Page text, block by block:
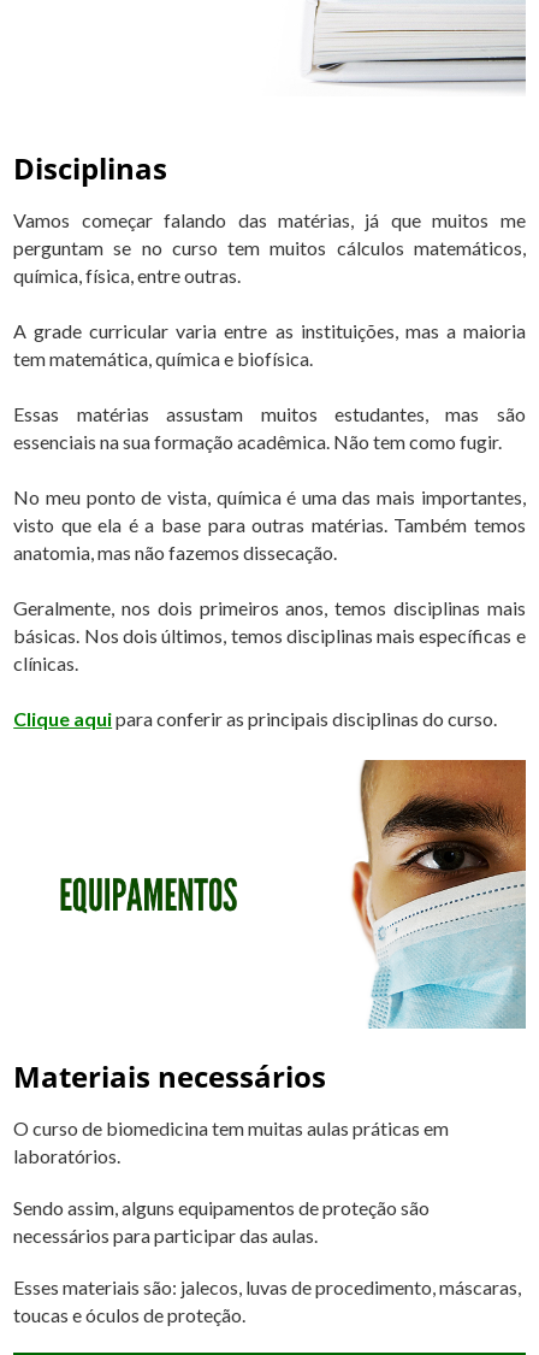
Disciplinas
Vamos começar falando das matérias, já que muitos me
perguntam se no curso tem muitos cálculos matemáticos,
química, física, entre outras.
A grade curricular varia entre as instituições, mas a maioria
tem matemática, química e biofísica.
Essas matérias assustam muitos estudantes, mas são
essenciais na sua formação acadêmica. Não tem como fugir.
No meu ponto de vista, química é uma das mais importantes,
visto que ela é a base para outras matérias. Também temos
anatomia, mas não fazemos dissecação.
Geralmente, nos dois primeiros anos, temos disciplinas mais
básicas. Nos dois últimos, temos disciplinas mais específicas e
clínicas.
Clique aquipara conferir as principais disciplinas do curso.
Materiais necessários
O curso de biomedicina tem muitas aulas práticas em
laboratórios.
Sendo assim, alguns equipamentos de proteção são
necessários para participar das aulas.
Esses materiais são: jalecos, luvas de procedimento, máscaras,
toucas e óculos de proteção.